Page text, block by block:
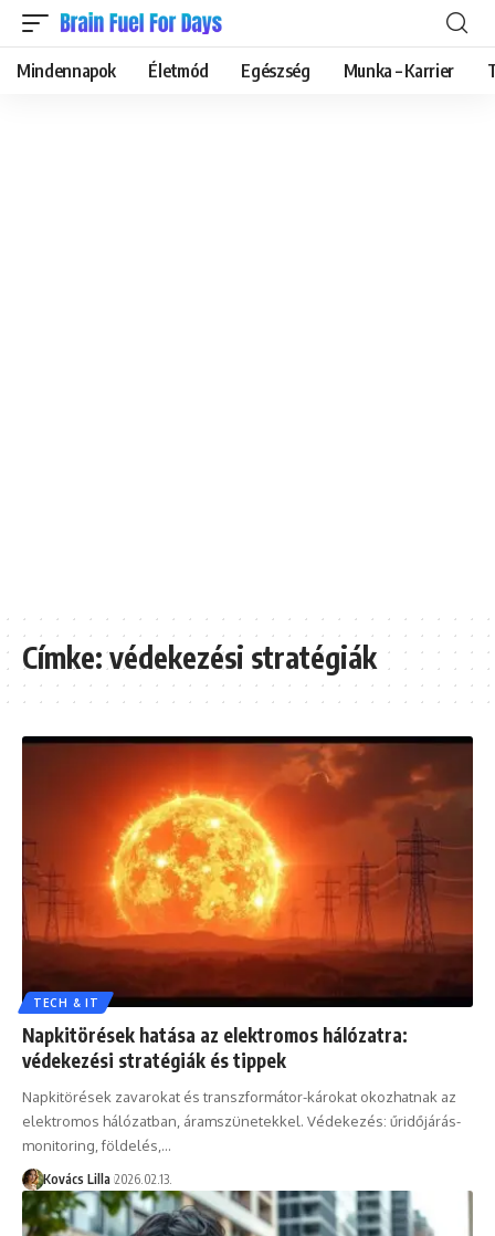
Mindennapok Életmód Egészség Munka – Karrier
Címke:védekezési stratégiák
TECH & IT
Napkitörések hatása az elektromos hálózatra:
védekezési stratégiák és tippek
Napkitörések zavarokat és transzformátor-károkat okozhatnak az
elektromos hálózatban, áramszünetekkel. Védekezés: űridőjárás-
monitoring, földelés,…
Kovács Lilla 2026.02.13.